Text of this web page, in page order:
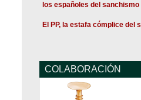
los españoles del sanchismo
El PP, la estafa cómplice del
COLABORACIÓN